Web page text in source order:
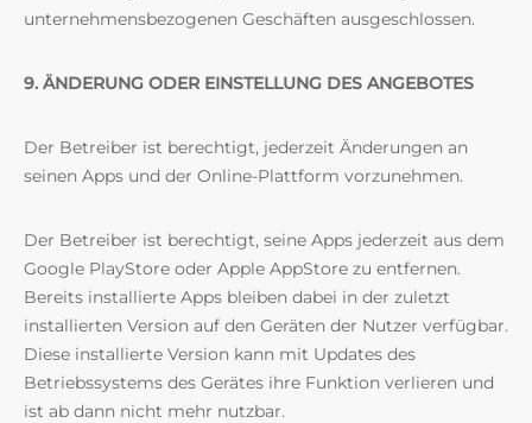
unternehmensbezogenen Geschäften ausgeschlossen.
9. ÄNDERUNG ODER EINSTELLUNG DES ANGEBOTES
Der Betreiber ist berechtigt, jederzeit Änderungen an
seinen Apps und der Online-Plattform vorzunehmen.
Der Betreiber ist berechtigt, seine Apps jederzeit aus dem
Google PlayStore oder Apple AppStore zu entfernen.
Bereits installierte Apps bleiben dabei in der zuletzt
installierten Version auf den Geräten der Nutzer verfügbar.
Diese installierte Version kann mit Updates des
Betriebssystems des Gerätes ihre Funktion verlieren und
ist ab dann nicht mehr nutzbar.